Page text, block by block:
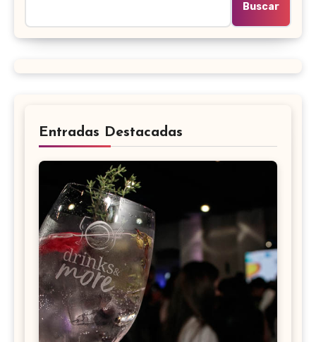
Buscar
Entradas Destacadas